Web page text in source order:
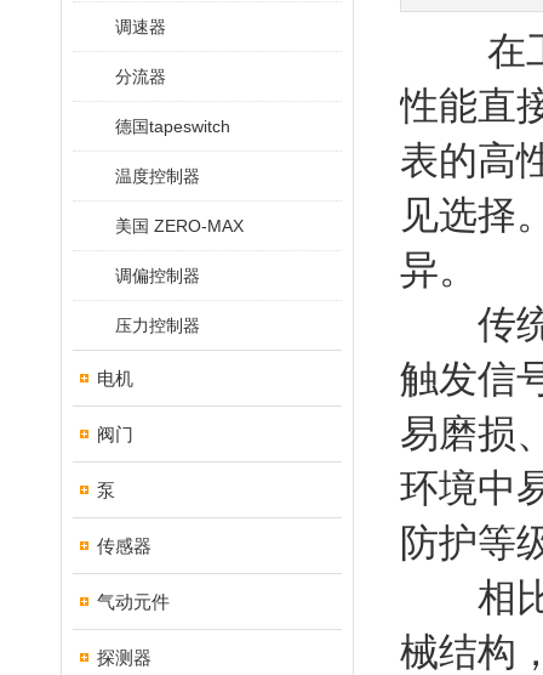
调速器
分流器
德国tapeswitch
温度控制器
美国 ZERO-MAX
调偏控制器
压力控制器
电机
阀门
泵
传感器
气动元件
探测器
在工
性能直
表的高
见选择
异。
传统
触发信
易磨损
环境中
防护等
相比
械结构